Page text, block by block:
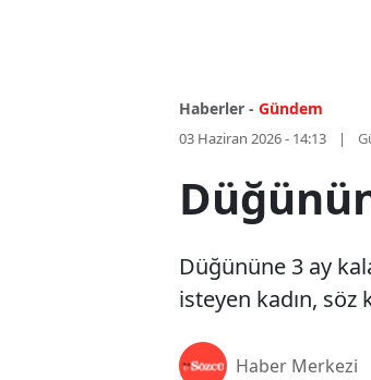
Haberler - Gündem
03 Haziran 2026 - 14:13
Düğününe 3 ay
isteyen kadın, söz
Haber Merkezi